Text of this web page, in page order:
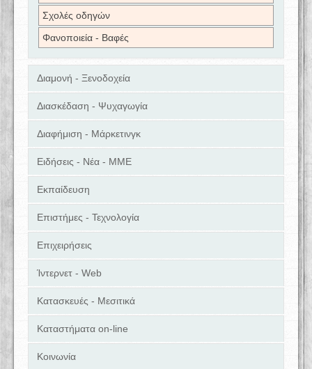
Σχολές οδηγών
Φανοποιεία - Βαφές
Διαμονή - Ξενοδοχεία
Διασκέδαση - Ψυχαγωγία
Διαφήμιση - Μάρκετινγκ
Ειδήσεις - Νέα - ΜΜΕ
Εκπαίδευση
Επιστήμες - Τεχνολογία
Επιχειρήσεις
Ίντερνετ - Web
Κατασκευές - Μεσιτικά
Καταστήματα on-line
Κοινωνία